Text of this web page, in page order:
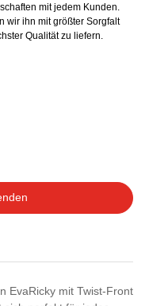
mit jedem Kunden.
wir ihn mit größter Sorgfalt
Qualität zu liefern.
EvaRicky mit Twist-Front